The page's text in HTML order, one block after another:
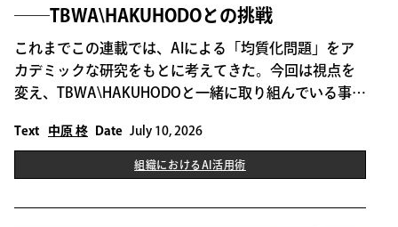
──TBWA\HAKUHODOとの挑戦
これまでこの連載では、AIによる「均質化問題」をア
カデミックな研究をもとに考えてきた。今回は視点を
変え、TBWA\HAKUHODOと一緒に取り組んでいる事例
ドは「暗黙知の形式知化」、そしてその先にある「組
Text 中原 柊 Date July 10, 2026
組織におけるAI活用術
THIS IS SOME TEXT INSIDE OF A DIV BLOCK.